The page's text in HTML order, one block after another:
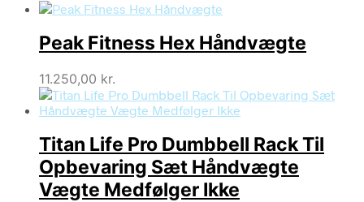
Peak Fitness Hex Håndvægte
11.250,00 kr.
Titan Life Pro Dumbbell Rack Til
Opbevaring Sæt Håndvægte
Vægte Medfølger Ikke